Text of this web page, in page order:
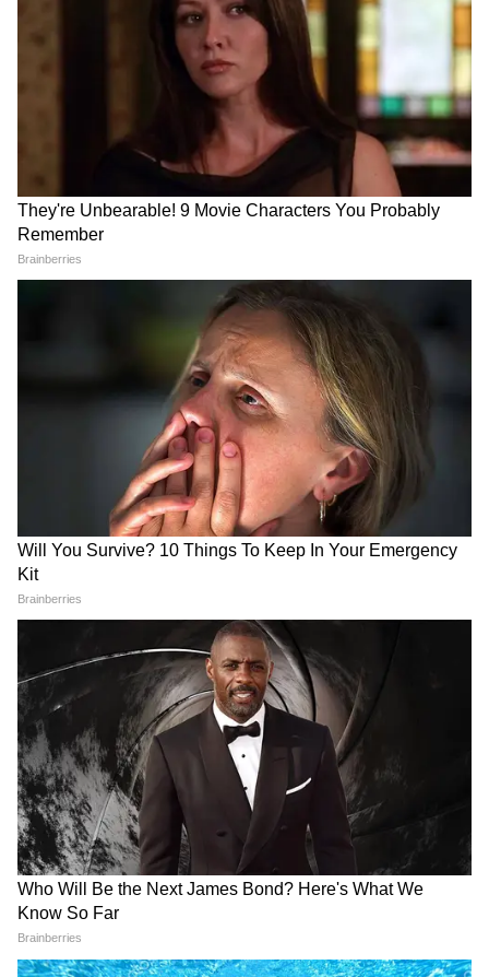
Atiq Ahmed के बेटे की मौत पर घर पहुंचे
Akhilesh Yadav के विधायक, जमकर हो रही
समुद्र की तरह क्यों हिल रहा था मोरबी के कुएं का
पानी? खुल गया सबसे बड़ा राज